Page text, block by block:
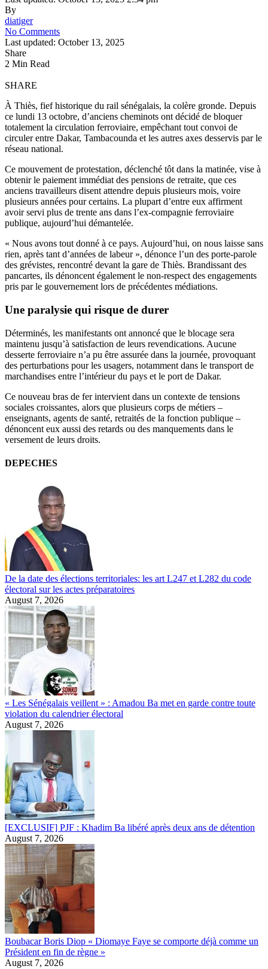
By
diatiger
No Comments
Last updated: October 13, 2025
Share
2 Min Read
SHARE
À Thiès, fief historique du rail sénégalais, la colère gronde. Depuis
ce lundi 13 octobre, d’anciens cheminots ont décidé de bloquer
totalement la circulation ferroviaire, empêchant tout convoi de
circuler entre Dakar, Tambacounda et les autres axes desservis par le
réseau national.
Ce mouvement de protestation, déclenché tôt dans la matinée, vise à
obtenir le paiement immédiat des pensions de retraite, que ces
anciens travailleurs disent attendre depuis plusieurs mois, voire
plusieurs années pour certains. La plupart d’entre eux affirment
avoir servi plus de trente ans dans l’ex-compagnie ferroviaire
publique, aujourd’hui démantelée.
« Nous avons tout donné à ce pays. Aujourd’hui, on nous laisse sans
rien, après tant d’années de labeur », dénonce l’un des porte-parole
des grévistes, rencontré devant la gare de Thiès. Brandissant des
pancartes, ils dénoncent également le non-respect des engagements
pris par le gouvernement lors de précédentes médiations.
Une paralysie qui risque de durer
Déterminés, les manifestants ont annoncé que le blocage sera
maintenu jusqu’à satisfaction de leurs revendications. Aucune
desserte ferroviaire n’a pu être assurée dans la journée, provoquant
des perturbations pour les usagers, notamment dans le transport de
marchandises entre l’intérieur du pays et le port de Dakar.
Ce nouveau bras de fer intervient dans un contexte de tensions
sociales croissantes, alors que plusieurs corps de métiers –
enseignants, agents de santé, retraités de la fonction publique –
dénoncent eux aussi des retards ou des manquements dans le
versement de leurs droits.
DEPECHES
De la date des élections territoriales: les art L247 et L282 du code
électoral sur les actes préparatoires
August 7, 2026
« Les Sénégalais veillent » : Amadou Ba met en garde contre toute
violation du calendrier électoral
August 7, 2026
[EXCLUSIF] PJF : Khadim Ba libéré après deux ans de détention
August 7, 2026
Boubacar Boris Diop « Diomaye Faye se comporte déjà comme un
Président en fin de règne »
August 7, 2026